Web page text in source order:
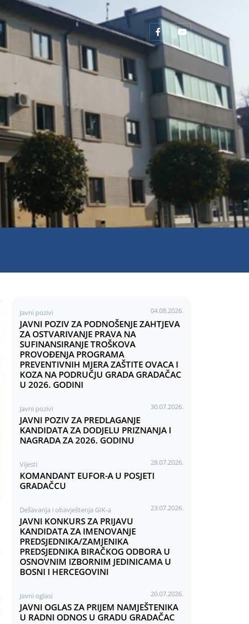
Javni pozivi 04.08.2026.
JAVNI POZIV ZA PODNOŠENJE ZAHTJEVA
ZA OSTVARIVANJE PRAVA NA
SUFINANSIRANJE TROŠKOVA
PROVOĐENJA PROGRAMA
PREVENTIVNIH MJERA ZAŠTITE OVACA I
KOZA NA PODRUČJU GRADA GRADAČAC
U 2026. GODINI
Javni pozivi 30.07.2026.
JAVNI POZIV ZA PREDLAGANJE
KANDIDATA ZA DODJELU PRIZNANJA I
NAGRADA ZA 2026. GODINU
Vijesti 28.07.2026.
KOMANDANT EUFOR-A U POSJETI
GRADAČCU
Dešavanja i obavještenja GIK-a 23.07.2026.
JAVNI KONKURS ZA PRIJAVU
KANDIDATA ZA IMENOVANJE
PREDSJEDNIKA/ZAMJENIKA
PREDSJEDNIKA BIRAČKOG ODBORA U
OSNOVNIM IZBORNIM JEDINICAMA U
BOSNI I HERCEGOVINI
Javni oglasi 20.07.2026.
JAVNI OGLAS ZA PRIJEM NAMJEŠTENIKA
U RADNI ODNOS U GRADU GRADAČAC